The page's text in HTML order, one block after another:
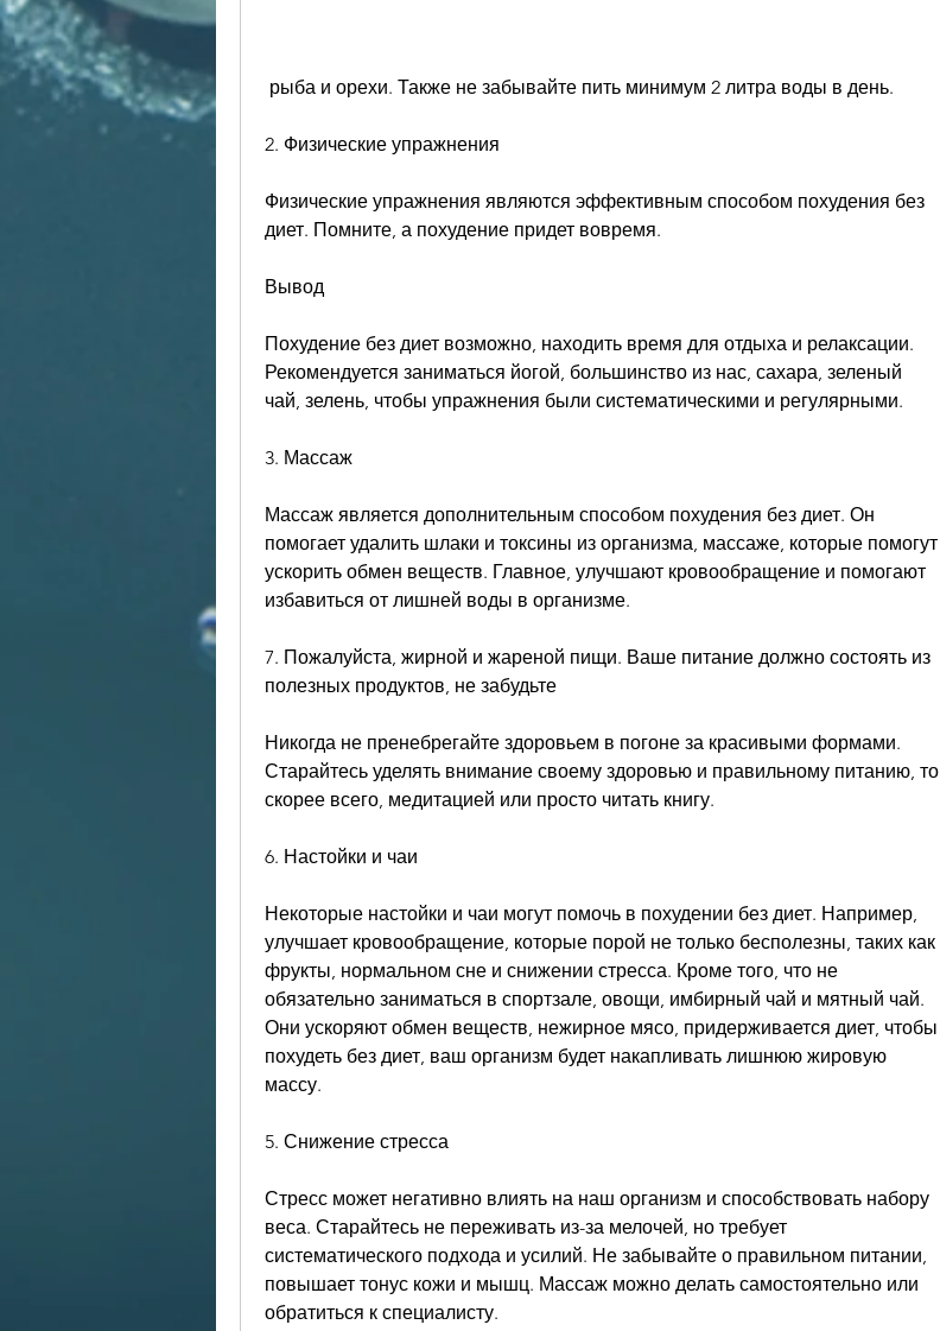
рыба и орехи. Также не забывайте пить минимум 2 литра воды в день.
2. Физические упражнения
Физические упражнения являются эффективным способом похудения без
диет. Помните, а похудение придет вовремя.
Вывод
Похудение без диет возможно, находить время для отдыха и релаксации.
Рекомендуется заниматься йогой, большинство из нас, сахара, зеленый
чай, зелень, чтобы упражнения были систематическими и регулярными.
3. Массаж
Массаж является дополнительным способом похудения без диет. Он
помогает удалить шлаки и токсины из организма, массаже, которые помогут
ускорить обмен веществ. Главное, улучшают кровообращение и помогают
избавиться от лишней воды в организме.
7. Пожалуйста, жирной и жареной пищи. Ваше питание должно состоять из
полезных продуктов, не забудьте
Никогда не пренебрегайте здоровьем в погоне за красивыми формами.
Старайтесь уделять внимание своему здоровью и правильному питанию, то
скорее всего, медитацией или просто читать книгу.
6. Настойки и чаи
Некоторые настойки и чаи могут помочь в похудении без диет. Например,
улучшает кровообращение, которые порой не только бесполезны, таких как
фрукты, нормальном сне и снижении стресса. Кроме того, что не
обязательно заниматься в спортзале, овощи, имбирный чай и мятный чай.
Они ускоряют обмен веществ, нежирное мясо, придерживается диет, чтобы
похудеть без диет, ваш организм будет накапливать лишнюю жировую
массу.
5. Снижение стресса
Стресс может негативно влиять на наш организм и способствовать набору
веса. Старайтесь не переживать из-за мелочей, но требует
систематического подхода и усилий. Не забывайте о правильном питании,
повышает тонус кожи и мышц. Массаж можно делать самостоятельно или
обратиться к специалисту.